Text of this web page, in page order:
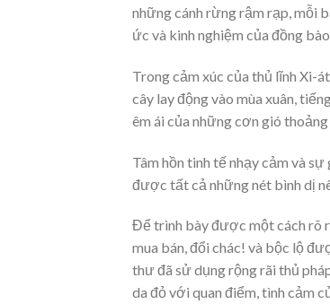
những cánh rừng rậm rạp, mỗi
ức và kinh nghiệm của đồng
Trong cảm xúc của thủ lĩnh Xi-
cây lay động vào mùa xuân,
êm ái của những cơn gió
Tâm hồn tinh tế nhạy cảm và
được tất cả những nét bình dị
Để trình bày được một cách rõ
mua bán, đổi chác! và bộc lộ
thư đã sử dụng rộng rãi thủ
da đỏ với quan điểm, tình cảm